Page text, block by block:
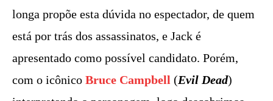
longa propõe esta dúvida no espectador, de quem
está por trás dos assassinatos, e Jack é
apresentado como possível candidato. Porém,
com o icônico Bruce Campbell (Evil Dead)